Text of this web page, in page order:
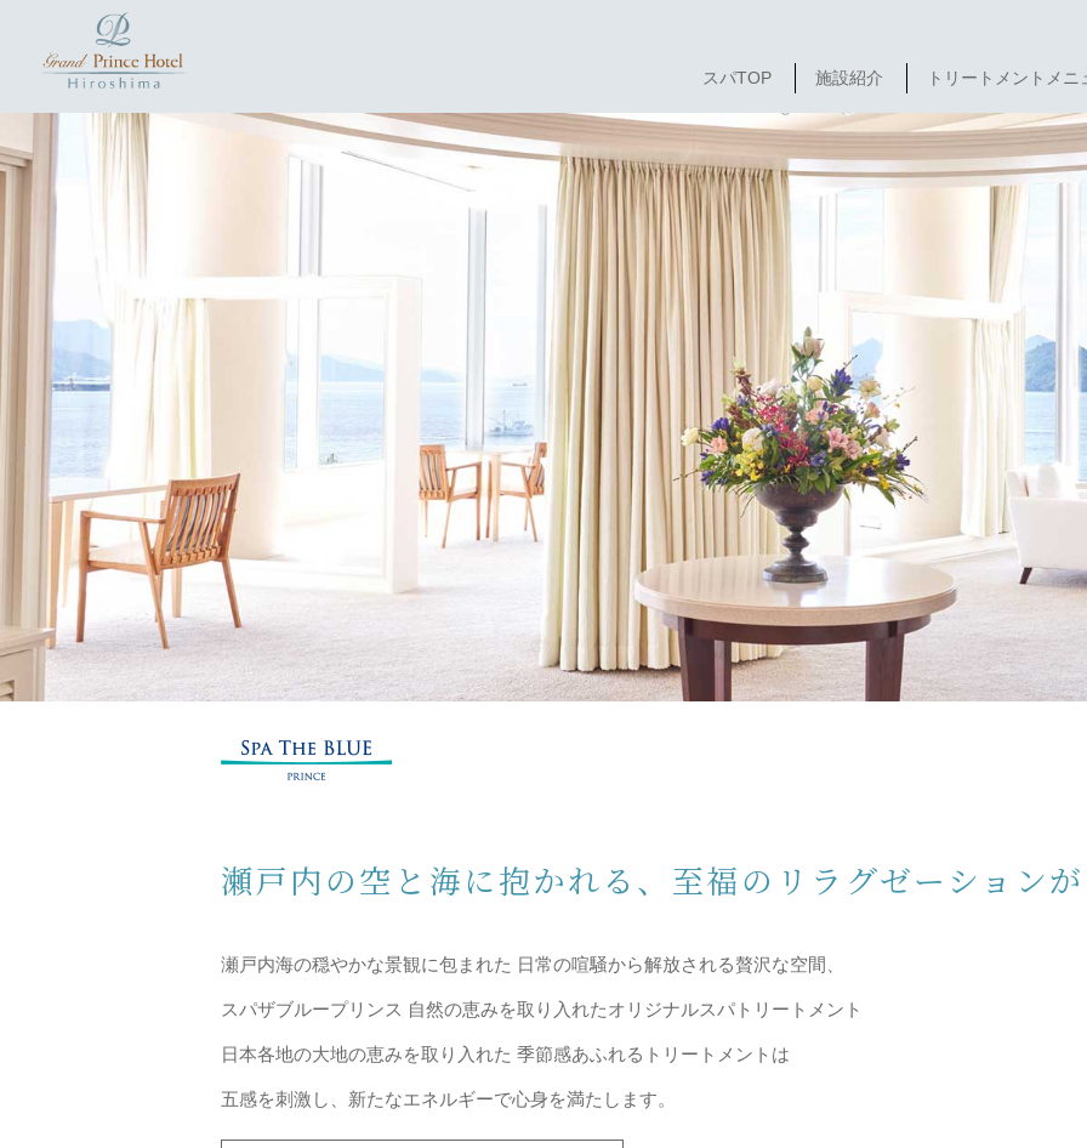
スパTOP 施設紹介 トリートメントメニ
瀬戸内の空と海に抱かれる、至福のリラグゼーション
瀬戸内海の穏やかな景観に包まれた 日常の喧騒から解放される贅沢な空間、
スパザブループリンス 自然の恵みを取り入れたオリジナルスパトリートメント
日本各地の大地の恵みを取り入れた 季節感あふれるトリートメントは
五感を刺激し、新たなエネルギーで心身を満たします。